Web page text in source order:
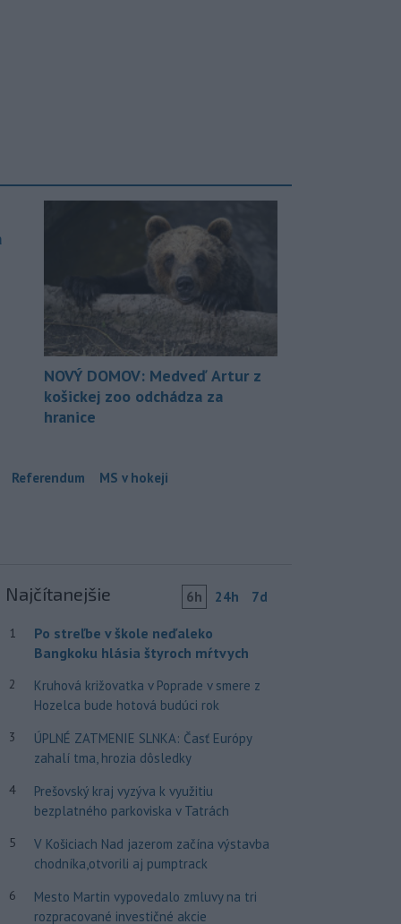
NOVÝ DOMOV: Medveď Artur z
košickej zoo odchádza za
hranice
Referendum MS v hokeji
Najčítanejšie 6h 24h 7d
1
Po streľbe v škole neďaleko
Bangkoku hlásia štyroch mŕtvych
2
Kruhová križovatka v Poprade v smere z
Hozelca bude hotová budúci rok
3
ÚPLNÉ ZATMENIE SLNKA: Časť Európy
zahalí tma, hrozia dôsledky
4
Prešovský kraj vyzýva k využitiu
bezplatného parkoviska v Tatrách
5
V Košiciach Nad jazerom začína výstavba
chodníka,otvorili aj pumptrack
6
Mesto Martin vypovedalo zmluvy na tri
rozpracované investičné akcie